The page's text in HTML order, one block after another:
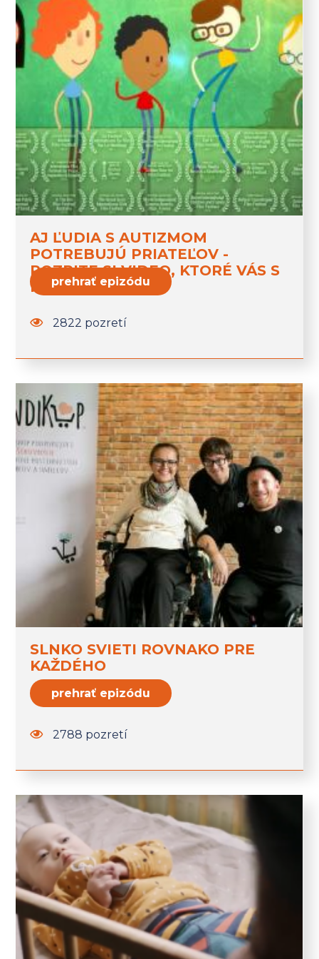
AJ ĽUDIA S AUTIZMOM
POTREBUJÚ PRIATEĽOV -
POZRITE SI VIDEO, KTORÉ VÁS S
NIMI ZBLÍŽI
prehrať epizódu
2822 pozretí
SLNKO SVIETI ROVNAKO PRE
KAŽDÉHO
prehrať epizódu
2788 pozretí